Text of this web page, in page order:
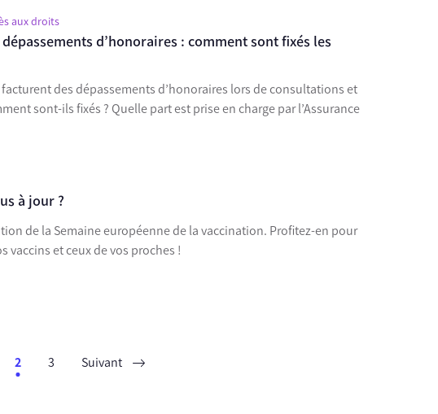
aux droits
d’honoraires : comment sont fixés les
des dépassements d’honoraires lors de consultations et
sont-ils fixés ? Quelle part est prise en charge par l’Assurance
à jour ?
de la Semaine européenne de la vaccination. Profitez-en pour
vaccins et ceux de vos proches !
2 3 Suivant